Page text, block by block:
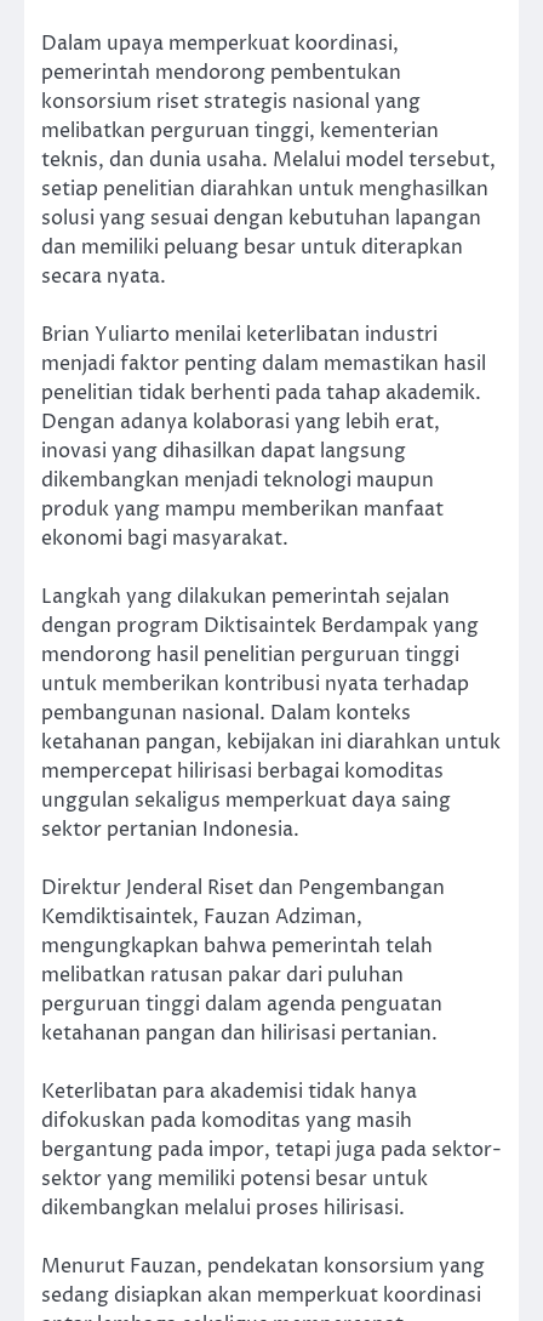
Dalam upaya memperkuat koordinasi,
pemerintah mendorong pembentukan
konsorsium riset strategis nasional yang
melibatkan perguruan tinggi, kementerian
teknis, dan dunia usaha. Melalui model tersebut,
setiap penelitian diarahkan untuk menghasilkan
solusi yang sesuai dengan kebutuhan lapangan
dan memiliki peluang besar untuk diterapkan
secara nyata.
Brian Yuliarto menilai keterlibatan industri
menjadi faktor penting dalam memastikan hasil
penelitian tidak berhenti pada tahap akademik.
Dengan adanya kolaborasi yang lebih erat,
inovasi yang dihasilkan dapat langsung
dikembangkan menjadi teknologi maupun
produk yang mampu memberikan manfaat
ekonomi bagi masyarakat.
Langkah yang dilakukan pemerintah sejalan
dengan program Diktisaintek Berdampak yang
mendorong hasil penelitian perguruan tinggi
untuk memberikan kontribusi nyata terhadap
pembangunan nasional. Dalam konteks
ketahanan pangan, kebijakan ini diarahkan untuk
mempercepat hilirisasi berbagai komoditas
unggulan sekaligus memperkuat daya saing
sektor pertanian Indonesia.
Direktur Jenderal Riset dan Pengembangan
Kemdiktisaintek, Fauzan Adziman,
mengungkapkan bahwa pemerintah telah
melibatkan ratusan pakar dari puluhan
perguruan tinggi dalam agenda penguatan
ketahanan pangan dan hilirisasi pertanian.
Keterlibatan para akademisi tidak hanya
difokuskan pada komoditas yang masih
bergantung pada impor, tetapi juga pada sektor-
sektor yang memiliki potensi besar untuk
dikembangkan melalui proses hilirisasi.
Menurut Fauzan, pendekatan konsorsium yang
sedang disiapkan akan memperkuat koordinasi